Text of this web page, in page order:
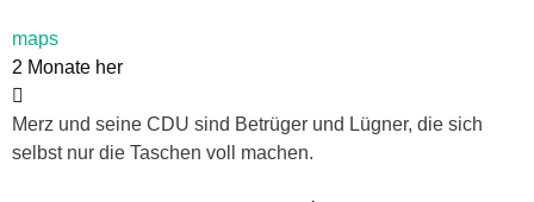
maps
2 Monate her
Merz und seine CDU sind Betrüger und Lügner, die sich
selbst nur die Taschen voll machen.